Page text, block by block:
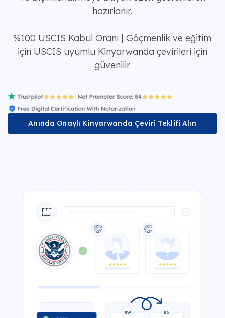
hazırlanır.
%100 USCIS Kabul Oranı | Göçmenlik ve eğitim
için USCIS uyumlu Kinyarwanda çevirileri için
güvenilir
Anında Onaylı Kinyarwanda Çeviri Teklifi Alın